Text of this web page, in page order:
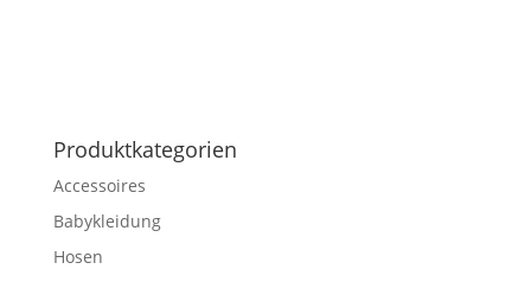
Produktkategorien
Accessoires
Babykleidung
Hosen